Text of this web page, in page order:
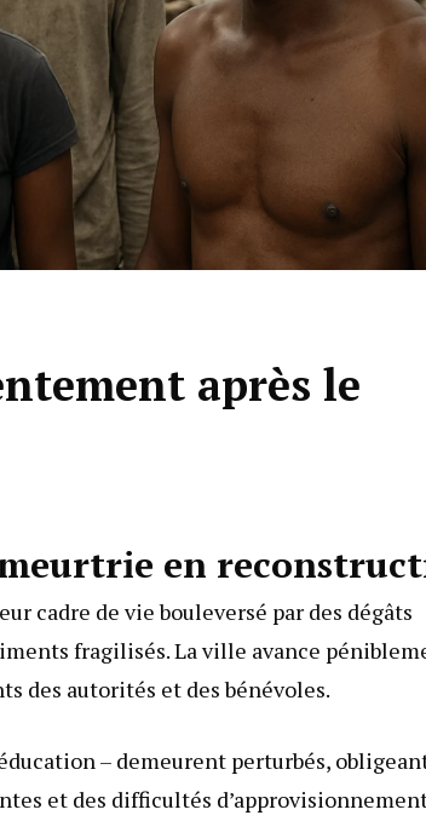
après le
en
cadre de vie bouleversé par des dégâts
fragilisés. La ville avance
des autorités et des bénévoles.
– demeurent perturbés,
et des difficultés